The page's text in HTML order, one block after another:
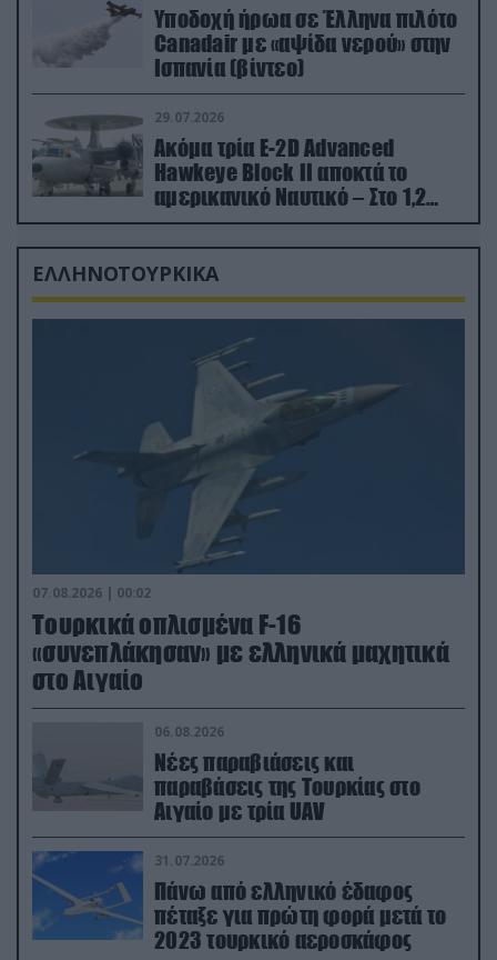
Υποδοχή ήρωα σε Έλληνα πιλότο
Canadair με «αψίδα νερού» στην
Ισπανία (βίντεο)
29.07.2026
Ακόμα τρία E-2D Advanced
Hawkeye Block II αποκτά το
αμερικανικό Ναυτικό – Στο 1,2
δισ.δολάρια το κόστος
ΕΛΛΗΝΟΤΟΥΡΚΙΚΑ
07.08.2026 | 00:02
Τουρκικά οπλισμένα F-16
«συνεπλάκησαν» με ελληνικά μαχητικά
στο Αιγαίο
06.08.2026
Νέες παραβιάσεις και
παραβάσεις της Τουρκίας στο
Αιγαίο με τρία UAV
31.07.2026
Πάνω από ελληνικό έδαφος
πέταξε για πρώτη φορά μετά το
2023 τουρκικό αεροσκάφος